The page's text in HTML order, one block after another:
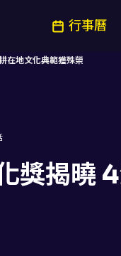
行事曆
在地文化典範獲殊榮
獎揭曉